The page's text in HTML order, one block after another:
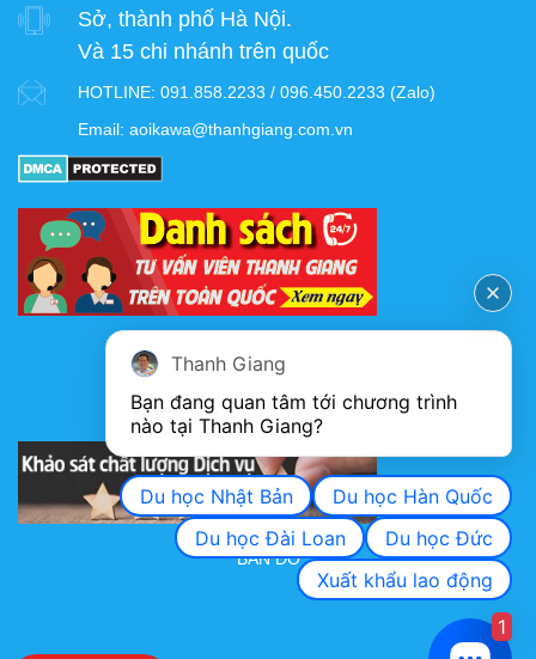
Sở, thành phố Hà Nội.
Và 15 chi nhánh trên quốc
HOTLINE: 091.858.2233 / 096.450.2233 (Zalo)
Email: aoikawa@thanhgiang.com.vn
KHẢO SÁT CHẤT LƯỢNG DỊCH VỤ
BẢN ĐỒ
Thanh Giang
Bạn đang quan tâm tới chương trình
nào tại Thanh Giang?
Du học Nhật Bản
Du học Hàn Quốc
Du học Đài Loan
Du học Đức
Xuất khẩu lao động
1